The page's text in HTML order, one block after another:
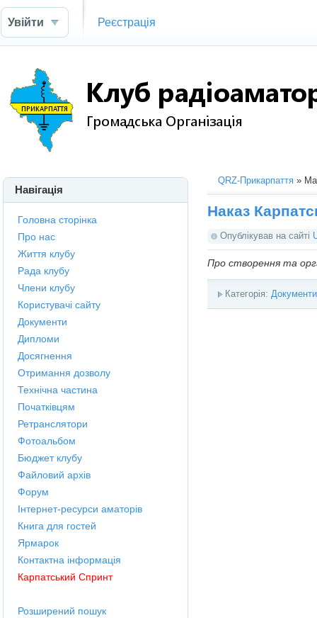
Увійти Реєстрація
QRZ-Прикарпаття »
Наказ
Опублікував на сайті
Про створення та
Категорія: Документи
Навігація
Головна сторінка
Про нас
Життя клубу
Рада клубу
Члени клубу
Користувачі сайту
Документи
Дипломи
Досягнення
Отримання дозволу
Технічна частина
Початківцям
Ретранслятори
Фотоальбом
Бюджет клубу
Файловий архів
Форум
Інтернет-ресурси аматорів
Книга для гостей
Ярмарок
Контактна інформація
Карпатський Спринт
Розширений пошук